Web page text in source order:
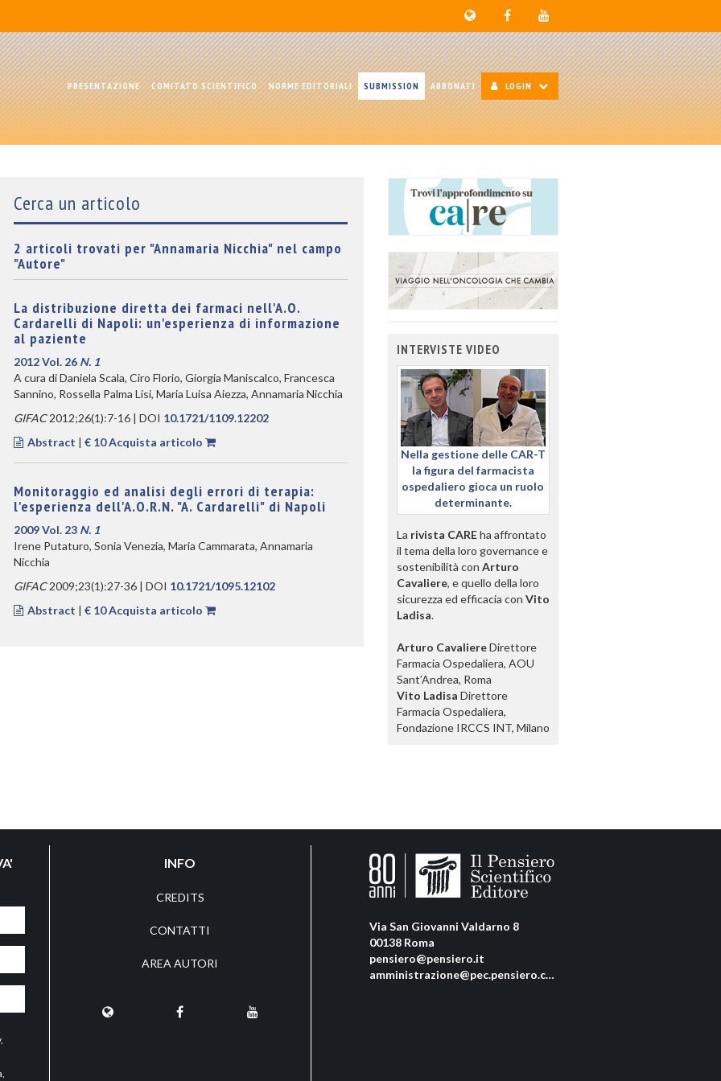
PRESENTAZIONE COMITATO SCIENTIFICO NORME EDITORIALI SUBMISSION ABBONATI LOGIN
Cerca un articolo
2 articoli trovati per "Annamaria Nicchia" nel campo
"Autore"
La distribuzione diretta dei farmaci nell'A.O.
Cardarelli di Napoli: un'esperienza di informazione
al paziente
2012 Vol. 26 N. 1
A cura di Daniela Scala, Ciro Florio, Giorgia Maniscalco, Francesca
Sannino, Rossella Palma Lisi, Maria Luisa Aiezza, Annamaria Nicchia
GIFAC2012;26(1):7-16 | DOI 10.1721/1109.12202
Abstract | € 10 Acquista articolo
Monitoraggio ed analisi degli errori di terapia:
l'esperienza dell'A.O.R.N. "A. Cardarelli" di Napoli
2009 Vol. 23 N. 1
Irene Putaturo, Sonia Venezia, Maria Cammarata, Annamaria
Nicchia
GIFAC2009;23(1):27-36 | DOI 10.1721/1095.12102
Abstract | € 10 Acquista articolo
INTERVISTE VIDEO
Nella gestione delle CAR-T
la figura del farmacista
ospedaliero gioca un ruolo
determinante.
La rivista CAREha affrontato
il tema della loro governance e
sostenibilità con Arturo
Cavaliere, e quello della loro
sicurezza ed efficacia con Vito
Ladisa.
Arturo CavaliereDirettore
Farmacia Ospedaliera, AOU
Sant’Andrea, Roma
Vito Ladisa Direttore
Farmacia Ospedaliera,
Fondazione IRCCS INT, Milano
,
INFO
CREDITS
CONTATTI
AREA AUTORI
Via San Giovanni Valdarno 8
00138 Roma
pensiero@pensiero.it
amministrazione@pec.pensiero.com